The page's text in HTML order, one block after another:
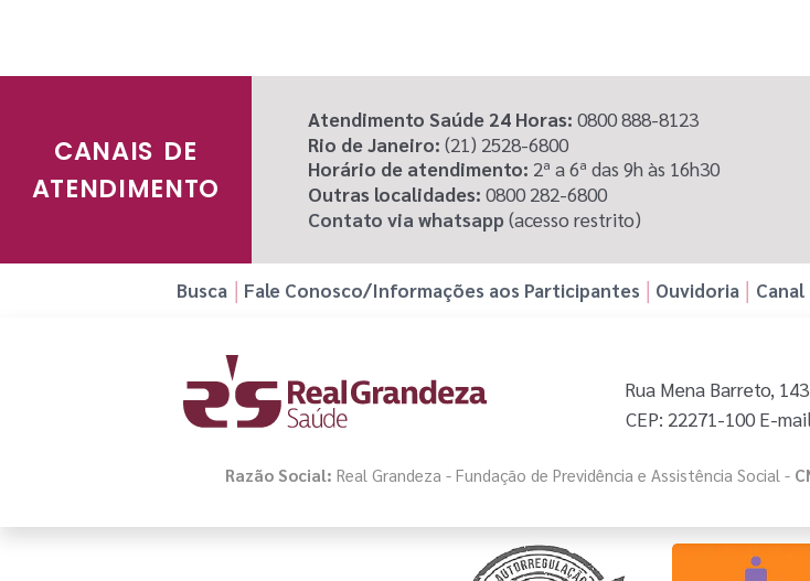
CANAIS DE
ATENDIMENTO
Atendimento Saúde 24 Horas: 0800 888-8123
Rio de Janeiro: (21) 2528-6800
Horário de atendimento: 2ª a 6ª das 9h às 16h30
Outras localidades: 0800 282-6800
Contato via whatsapp (acesso restrito)
Busca Fale Conosco/Informações aos Participantes Ouvidoria
Rua Mena Barreto,
CEP: 22271-100 E-
Razão Social: Real Grandeza - Fundação de Previdência e Assistência Social -